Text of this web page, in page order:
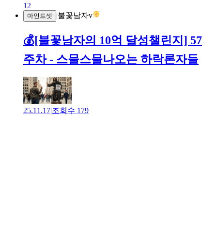
12
마인드셋 |불꽃남자v
💰[불꽃남자의 10억 달성챌린지] 57
주차 - 스물스물나오는 하락론자들
25.11.17|조회수 179